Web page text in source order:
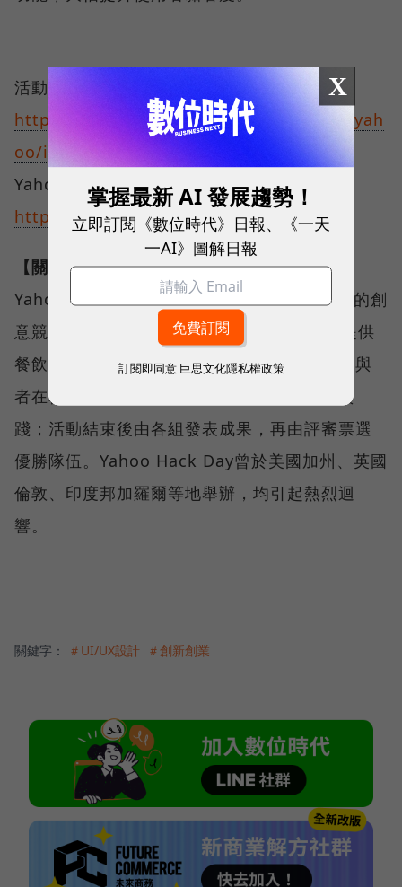
活動網站：
http://survey.bnext.com.tw/events/2013yah
oo/index.html
Yahoo開發者社群 (YDN)：
http://developer.yahoo.com/
【關於Yahoo Hack Day】
Yahoo Hack Day是邀請網路開發者組隊參與的創
意競賽，在24小時活動期間，Yahoo無限量提供
餐飲與啤酒，並邀請各式表演團體演出，讓參與
者在輕鬆氣氛下，提出富創意的想法並加以實
踐；活動結束後由各組發表成果，再由評審票選
優勝隊伍。Yahoo Hack Day曾於美國加州、英國
倫敦、印度邦加羅爾等地舉辦，均引起熱烈迴
響。
關鍵字： ＃UI/UX設計 ＃創新創業
X
掌握最新 AI 發展趨勢！
立即訂閱《數位時代》日報、《一天
一AI》圖解日報
訂閱即同意 巨思文化隱私權政策